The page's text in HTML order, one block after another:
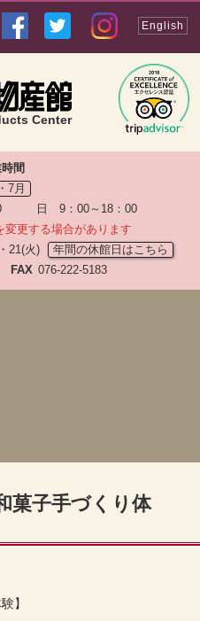
Center
English
間
7月
00 日 9：00～18：00
更する場合があります
21(火)
年間の休館日はこちら
FAX 076-222-5183
菓子手づくり体
】